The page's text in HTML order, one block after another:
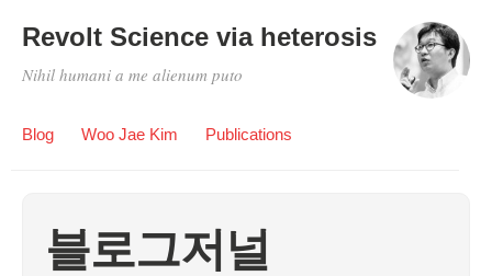
Revolt Science via heterosis
Nihil humani a me alienum puto
Blog Woo Jae Kim Publications
블로그저널